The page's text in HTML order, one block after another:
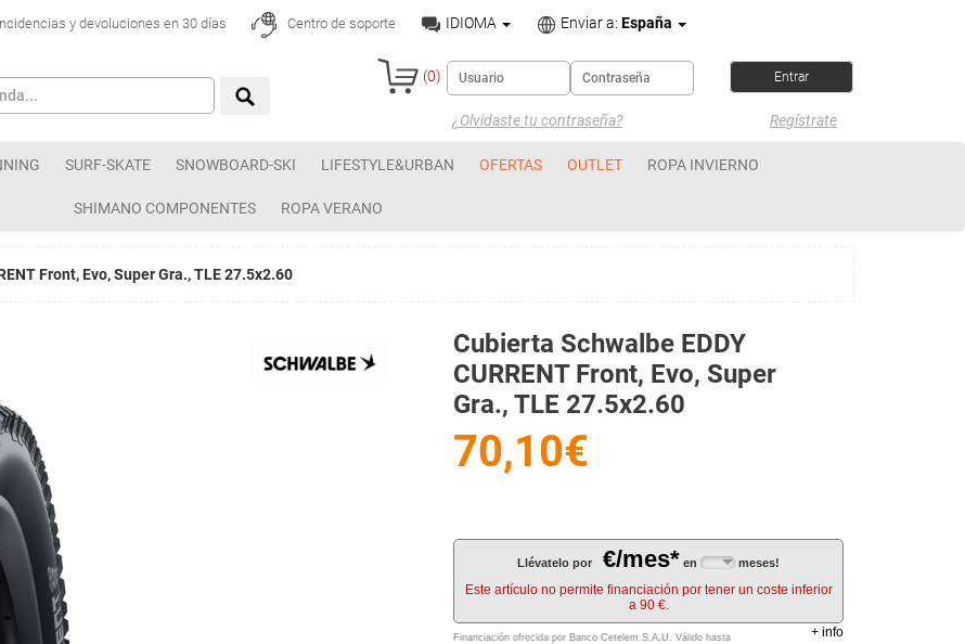
y devoluciones en 30 días Centro de soporte IDIOMA Enviar a: España
(0)
¿Olvidaste tu contraseña? Regístrate
SURF-SKATE SNOWBOARD-SKI LIFESTYLE&URBAN OFERTAS OUTLET ROPA INVIERNO
SHIMANO COMPONENTES ROPA VERANO
Front, Evo, Super Gra., TLE 27.5x2.60
Cubierta Schwalbe EDDY
CURRENT Front, Evo, Super
Gra., TLE 27.5x2.60
70,10€
Llévatelo por €/mes* en meses!
Este artículo no permite financiación por tener un coste inferior
a 90 €.
Financiación ofrecida por Banco Cetelem S.A.U. Válido hasta + info